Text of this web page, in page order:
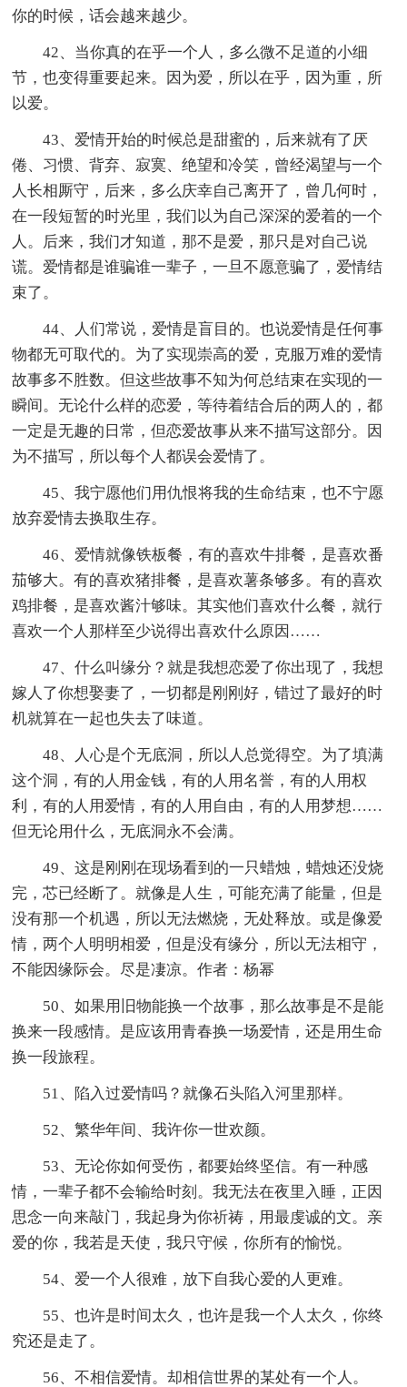
你的时候，话会越来越少。
42、当你真的在乎一个人，多么微不足道的小细
节，也变得重要起来。因为爱，所以在乎，因为重，所
以爱。
43、爱情开始的时候总是甜蜜的，后来就有了厌
倦、习惯、背弃、寂寞、绝望和冷笑，曾经渴望与一个
人长相厮守，后来，多么庆幸自己离开了，曾几何时，
在一段短暂的时光里，我们以为自己深深的爱着的一个
人。后来，我们才知道，那不是爱，那只是对自己说
谎。爱情都是谁骗谁一辈子，一旦不愿意骗了，爱情结
束了。
44、人们常说，爱情是盲目的。也说爱情是任何事
物都无可取代的。为了实现崇高的爱，克服万难的爱情
故事多不胜数。但这些故事不知为何总结束在实现的一
瞬间。无论什么样的恋爱，等待着结合后的两人的，都
一定是无趣的日常，但恋爱故事从来不描写这部分。因
为不描写，所以每个人都误会爱情了。
45、我宁愿他们用仇恨将我的生命结束，也不宁愿
放弃爱情去换取生存。
46、爱情就像铁板餐，有的喜欢牛排餐，是喜欢番
茄够大。有的喜欢猪排餐，是喜欢薯条够多。有的喜欢
鸡排餐，是喜欢酱汁够味。其实他们喜欢什么餐，就行
喜欢一个人那样至少说得出喜欢什么原因……
47、什么叫缘分？就是我想恋爱了你出现了，我想
嫁人了你想娶妻了，一切都是刚刚好，错过了最好的时
机就算在一起也失去了味道。
48、人心是个无底洞，所以人总觉得空。为了填满
这个洞，有的人用金钱，有的人用名誉，有的人用权
利，有的人用爱情，有的人用自由，有的人用梦想……
但无论用什么，无底洞永不会满。
49、这是刚刚在现场看到的一只蜡烛，蜡烛还没烧
完，芯已经断了。就像是人生，可能充满了能量，但是
没有那一个机遇，所以无法燃烧，无处释放。或是像爱
情，两个人明明相爱，但是没有缘分，所以无法相守，
不能因缘际会。尽是凄凉。作者：杨幂
50、如果用旧物能换一个故事，那么故事是不是能
换来一段感情。是应该用青春换一场爱情，还是用生命
换一段旅程。
51、陷入过爱情吗？就像石头陷入河里那样。
52、繁华年间、我许你一世欢颜。
53、无论你如何受伤，都要始终坚信。有一种感
情，一辈子都不会输给时刻。我无法在夜里入睡，正因
思念一向来敲门，我起身为你祈祷，用最虔诚的文。亲
爱的你，我若是天使，我只守候，你所有的愉悦。
54、爱一个人很难，放下自我心爱的人更难。
55、也许是时间太久，也许是我一个人太久，你终
究还是走了。
56、不相信爱情。却相信世界的某处有一个人。